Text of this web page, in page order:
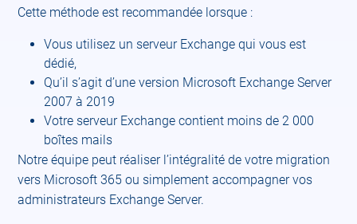
Cette méthode est recommandée lorsque :
Vous utilisez un serveur Exchange qui vous est
dédié,
Qu’il s’agit d’une version Microsoft Exchange Server
2007 à 2019
Votre serveur Exchange contient moins de 2 000
boîtes mails
Notre équipe peut réaliser l’intégralité de votre migration
vers Microsoft 365 ou simplement accompagner vos
administrateurs Exchange Server.